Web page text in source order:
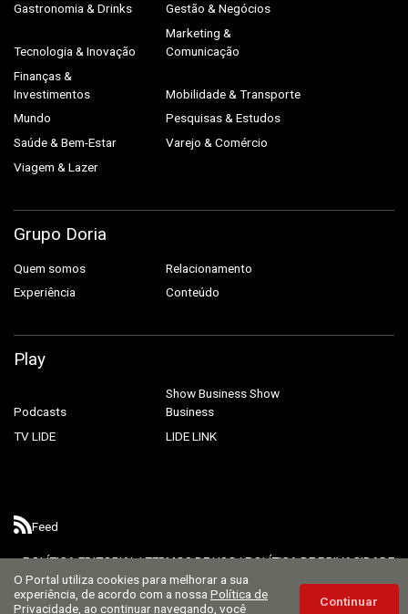
Gastronomia & Drinks
Gestão & Negócios
Tecnologia & Inovação
Marketing &
Comunicação
Finanças &
Investimentos
Mobilidade & Transporte
Mundo
Pesquisas & Estudos
Saúde & Bem-Estar
Varejo & Comércio
Viagem & Lazer
Grupo Doria
Quem somos
Relacionamento
Experiência
Conteúdo
Play
Podcasts
Show BusinessShow
Business
TV LIDE
LIDE LINK
Feed
POLÍTICA EDITORIAL|TERMOS DE USO|POLÍTICA DE PRIVACIDADE
O Portal utiliza cookies para melhorar a sua
experiência, de acordo com a nossa Política de
Privacidade , ao continuar navegando, você Continuar